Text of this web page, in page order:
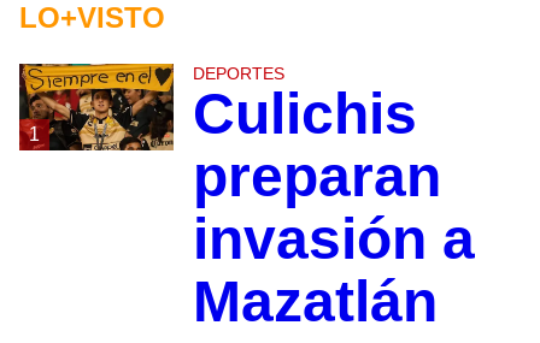
LO+VISTO
1
DEPORTES
Culichis
preparan
invasión a
Mazatlán